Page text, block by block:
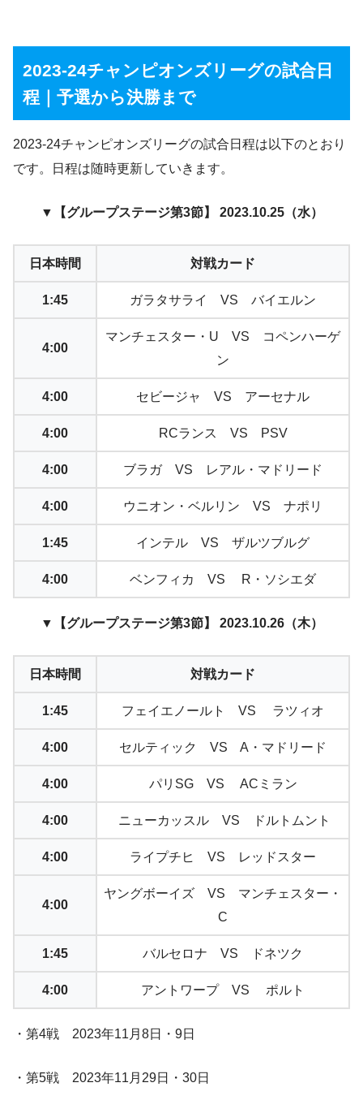
2023-24チャンピオンズリーグの試合日
程｜予選から決勝まで
2023-24チャンピオンズリーグの試合日程は以下のとおり
です。日程は随時更新していきます。
▼【グループステージ第3節】 2023.10.25（水）
日本時間 対戦カード
1:45 ガラタサライ VS バイエルン
4:00
マンチェスター・U VS コペンハーゲ
ン
4:00 セビージャ VS アーセナル
4:00 RCランス VS PSV
4:00 ブラガ VS レアル・マドリード
4:00 ウニオン・ベルリン VS ナポリ
1:45 インテル VS ザルツブルグ
4:00 ベンフィカ VS R・ソシエダ
▼【グループステージ第3節】 2023.10.26（木）
日本時間 対戦カード
1:45 フェイエノールト VS ラツィオ
4:00 セルティック VS A・マドリード
4:00 パリSG VS ACミラン
4:00 ニューカッスル VS ドルトムント
4:00 ライプチヒ VS レッドスター
4:00
ヤングボーイズ VS マンチェスター・
C
1:45 バルセロナ VS ドネツク
4:00 アントワープ VS ポルト
・第4戦 2023年11月8日・9日
・第5戦 2023年11月29日・30日